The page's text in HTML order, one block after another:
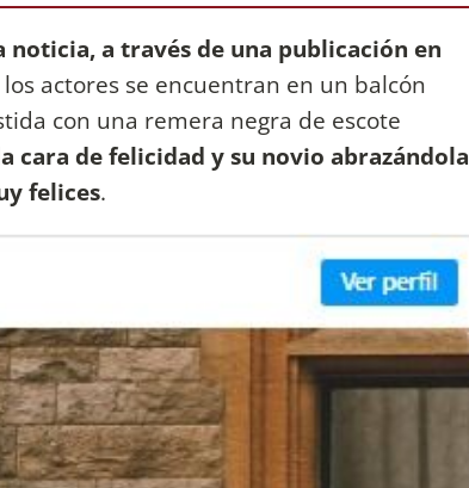
a través de una publicación en
actores se encuentran en un balcón
con una remera negra de escote
cara de felicidad y su novio abrazándola
felices.